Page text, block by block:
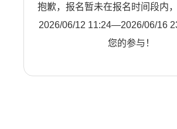
抱歉，报名暂未在报名时间段内
2026/06/12 11:24—2026/06/16
您的参与！